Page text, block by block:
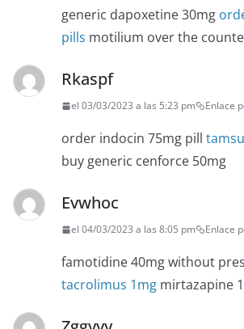
generic dapoxetine 30mg
pills motilium over the
Rkaspf
el 03/03/2023 a las 5:23 pm Enlace
order indocin 75mg pill
buy generic cenforce 50mg
Evwhoc
el 04/03/2023 a las 8:05 pm Enlace
famotidine 40mg without
tacrolimus 1mg mirtazapine